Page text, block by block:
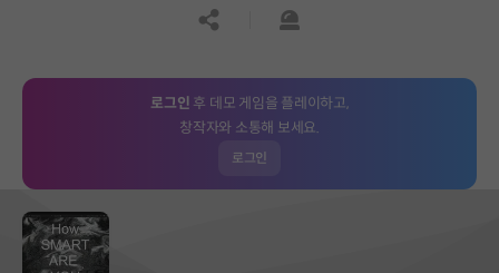
공유하기신고하기
로그인 후 데모 게임을 플레이하고,
창작자와 소통해 보세요.
로그인